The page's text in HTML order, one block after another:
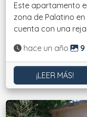
Este apartamento
zona de Palatino en
cuenta con una
Actualizado:
hace un año
¡LEER MÁS!